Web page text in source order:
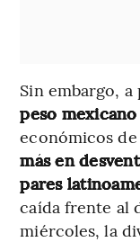
Sin embargo,
peso mexicano
económicos de
más en
pares
caída frente al
miércoles, la